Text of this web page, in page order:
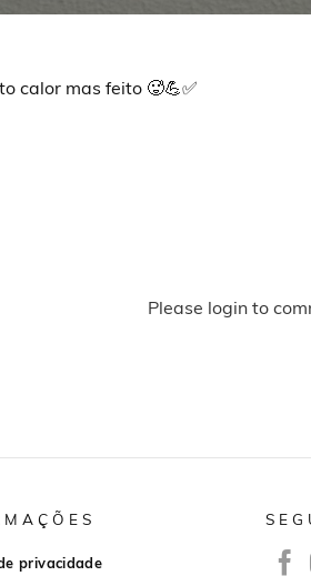
calor mas feito 🥵💪✅️
Please login to
privacidade